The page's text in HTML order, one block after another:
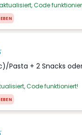
Code
Pasta + 2 Snacks
Code funktioniert!